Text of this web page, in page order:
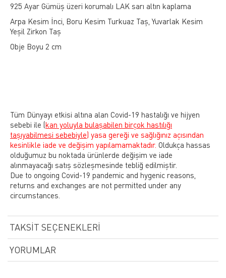
925 Ayar Gümüş üzeri korumalı LAK sarı altın kaplama
Arpa Kesim İnci, Boru Kesim Turkuaz Taş, Yuvarlak Kesim
Yeşil Zirkon Taş
Obje Boyu 2 cm
Tüm Dünyayı etkisi altına alan Covid-19 hastalığı ve hijyen
sebebi ile (kan yoluyla bulaşabilen birçok hastılığı
taşıyabilmesi sebebiyle) yasa gereği ve sağlığınız açısından
kesinlikle iade ve değişim yapılamamaktadır. Oldukça hassas
olduğumuz bu noktada ürünlerde değişim ve iade
alınmayacağı satış sözleşmesinde tebliğ edilmiştir.
Due to ongoing Covid-19 pandemic and hygenic reasons,
returns and exchanges are not permitted under any
circumstances.
TAKSIT SEÇENEKLERI
YORUMLAR